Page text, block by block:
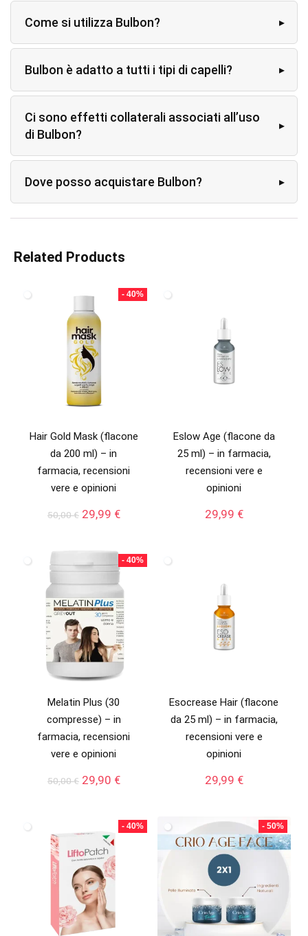
Come si utilizza Bulbon?
Bulbon è adatto a tutti i tipi di capelli?
Ci sono effetti collaterali associati all’uso
di Bulbon?
Dove posso acquistare Bulbon?
Related Products
- 40%
Hair Gold Mask (flacone
da 200 ml) – in
farmacia, recensioni
vere e opinioni
50,00€ Il
era:
50,00 €.
29,99 €Il
è:
29,99 €.
Eslow Age (flacone da
25 ml) – in farmacia,
recensioni vere e
opinioni
29,99 €
- 40%
Melatin Plus (30
compresse) – in
farmacia, recensioni
vere e opinioni
50,00€ Il
50,00 €.
29,90 €Il
è:
29,90 €.
Esocrease Hair (flacone
da 25 ml) – in farmacia,
recensioni vere e
opinioni
29,99 €
- 40% - 50%